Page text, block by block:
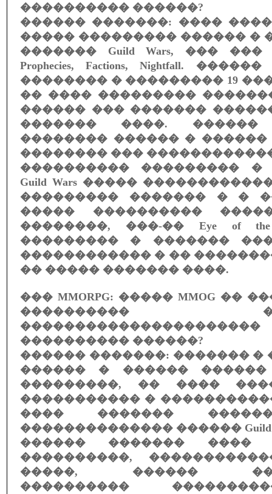
���������� ������?
������ �������: ����
����� ��������� ������ �
������� Guild Wars, ���
Prophecies, Factions, Nightfall.
�������� � ��������� 19
�� ���� ���������
������ ��� �������
������� ����.
�������� ������ �
�������� ���
���������� ��������� �
Guild Wars �����
��������� ������� � �
����� ����������
��������, ���-�� Eye of
��������� � �������
������������ � ��
�� ����� ������� ����.
��� MMORPG: ����� MMOG ��
����������
���������� ������?
������ �������: ������� �
������ � ������
���������, �� ����
����������� �
���� �������
�������������� ������ Guild
������ ������� ����
����������,
�����, ������
����������